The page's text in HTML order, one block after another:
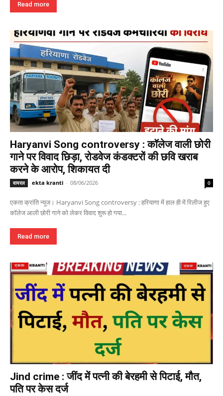
Read more
Haryanvi Song controversy : कॉलेज वाली छोरी
गाने पर विवाद छिड़ा, रोडवेज कंडक्टरों की छवि खराब
करने के आरोप, शिकायत दी
वायरल ekta kranti - 08/06/2026 0
एकता क्रांति न्यूज। Haryanvi Song controversy : हरियाणा में हाल ही में रिलीज हुए
कॉलेज आली छोरी गाने को लेकर विवाद शुरू हो गया...
Read more
Jind crime : जींद में पत्नी की बेरहमी से पिटाई, मौत,
पति पर केस दर्ज